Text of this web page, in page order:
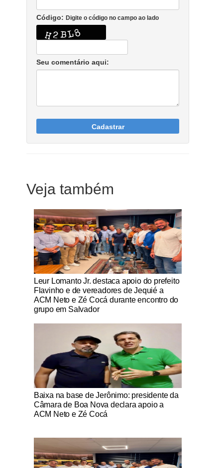
Código: Digite o código no campo ao lado
Seu comentário aqui:
Cadastrar
Veja também
Notícias Católicas
Leur Lomanto Jr. destaca apoio do prefeito
Flavinho e de vereadores de Jequié a
ACM Neto e Zé Cocá durante encontro do
grupo em Salvador
Notícias Católicas
Baixa na base de Jerônimo: presidente da
Câmara de Boa Nova declara apoio a
ACM Neto e Zé Cocá